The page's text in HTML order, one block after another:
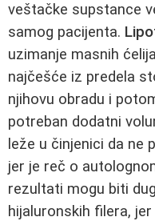
veštačke supstance
samog pacijenta.
uzimanje masnih
najčešće iz predela
njihovu obradu i
potreban dodatni
leže u činjenici da ne
jer je reč o
rezultati mogu biti
hijaluronskih filera,